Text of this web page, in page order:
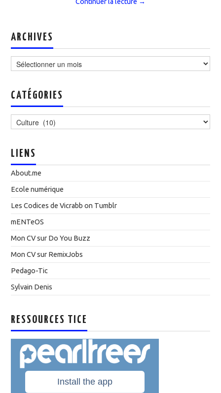
ARCHIVES
CATÉGORIES
LIENS
About.me
Ecole numérique
Les Codices de Vicrabb on Tumblr
mENTeOS
Mon CV sur Do You Buzz
Mon CV sur RemixJobs
Pedago-Tic
Sylvain Denis
RESSOURCES TICE